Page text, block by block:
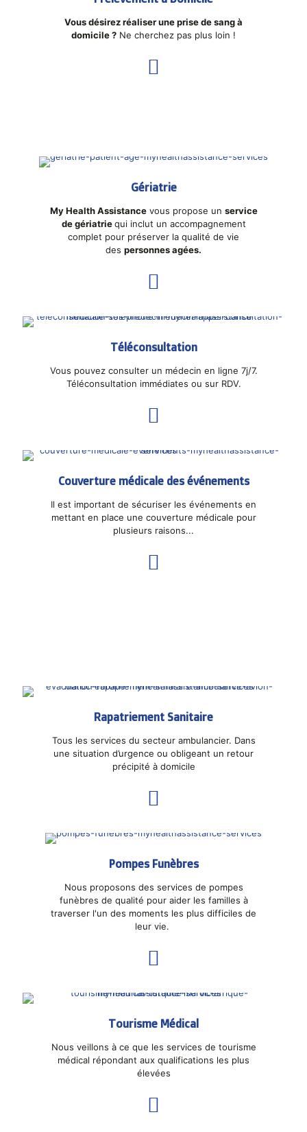
Vous désirez réaliser une prise de sang à
domicile ? Ne cherchez pas plus loin !
Gériatrie
My Health Assistancevous propose un service
de gériatriequi inclut un accompagnement
complet pour préserver la qualité de vie
des personnes agées.
Téléconsultation
Vous pouvez consulter un médecin en ligne 7j/7.
Téléconsultation immédiates ou sur RDV.
Couverture médicale des événements
Il est important de sécuriser les événements en
mettant en place une couverture médicale pour
plusieurs raisons...
Rapatriement Sanitaire
Tous les services du secteur ambulancier. Dans
une situation d’urgence ou obligeant un retour
précipité à domicile
Pompes Funèbres
Nous proposons des services de pompes
funèbres de qualité pour aider les familles à
traverser l'un des moments les plus difficiles de
leur vie.
Tourisme Médical
Nous veillons à ce que les services de tourisme
médical répondant aux qualifications les plus
élevées